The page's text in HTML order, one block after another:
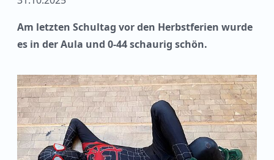
Am letzten Schultag vor den Herbstferien wurde
es in der Aula und 0-44 schaurig schön.